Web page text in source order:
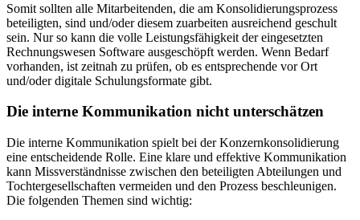
Somit sollten alle Mitarbeitenden, die am Konsolidierungsprozess
beteiligten, sind und/oder diesem zuarbeiten ausreichend geschult
sein. Nur so kann die volle Leistungsfähigkeit der eingesetzten
Rechnungswesen Software ausgeschöpft werden. Wenn Bedarf
vorhanden, ist zeitnah zu prüfen, ob es entsprechende vor Ort
und/oder digitale Schulungsformate gibt.
Die interne Kommunikation nicht unterschätzen
Die interne Kommunikation spielt bei der Konzernkonsolidierung
eine entscheidende Rolle. Eine klare und effektive Kommunikation
kann Missverständnisse zwischen den beteiligten Abteilungen und
Tochtergesellschaften vermeiden und den Prozess beschleunigen.
Die folgenden Themen sind wichtig: